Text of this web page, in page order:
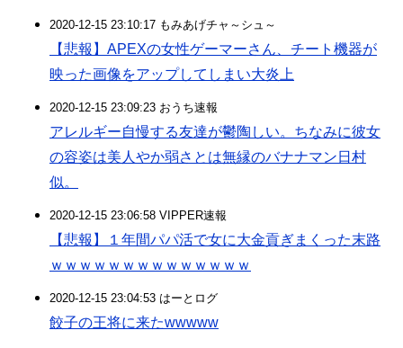
2020-12-15 23:10:17 もみあげチャ～シュ～
【悲報】APEXの女性ゲーマーさん、チート機器が
映った画像をアップしてしまい大炎上
2020-12-15 23:09:23 おうち速報
アレルギー自慢する友達が鬱陶しい。ちなみに彼女
の容姿は美人やか弱さとは無縁のバナナマン日村
似。
2020-12-15 23:06:58 VIPPER速報
【悲報】１年間パパ活で女に大金貢ぎまくった末路
ｗｗｗｗｗｗｗｗｗｗｗｗｗｗ
2020-12-15 23:04:53 はーとログ
餃子の王将に来たwwwww